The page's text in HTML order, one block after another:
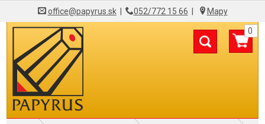
office@papyrus.sk| 052/772 15 66 Mapy
0